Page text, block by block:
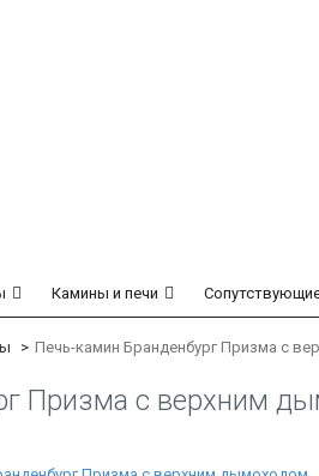
Камины и печи
Печь-камин Бранденбург Призма с
Призма с верхним